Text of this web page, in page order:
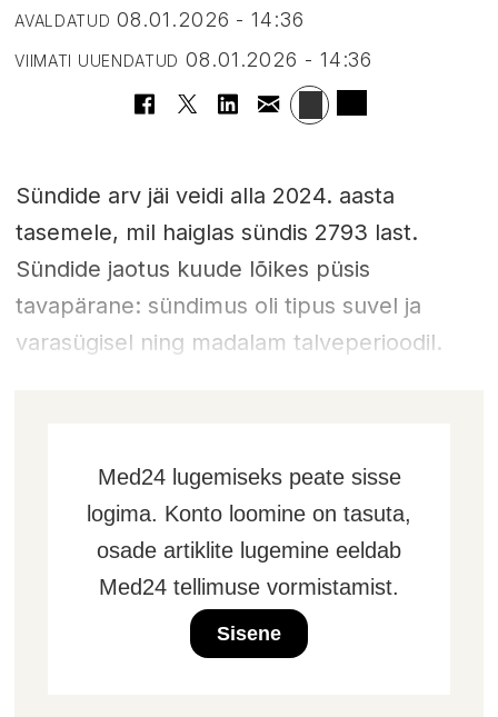
AVALDATUD 08.01.2026 - 14:36
VIIMATI UUENDATUD 08.01.2026 - 14:36
Sündide arv jäi veidi alla 2024. aasta
tasemele, mil haiglas sündis 2793 last.
Sündide jaotus kuude lõikes püsis
tavapärane: sündimus oli tipus suvel ja
varasügisel ning madalam talveperioodil.
Med24 lugemiseks peate sisse
logima. Konto loomine on tasuta,
osade artiklite lugemine eeldab
Med24 tellimuse vormistamist.
Sisene